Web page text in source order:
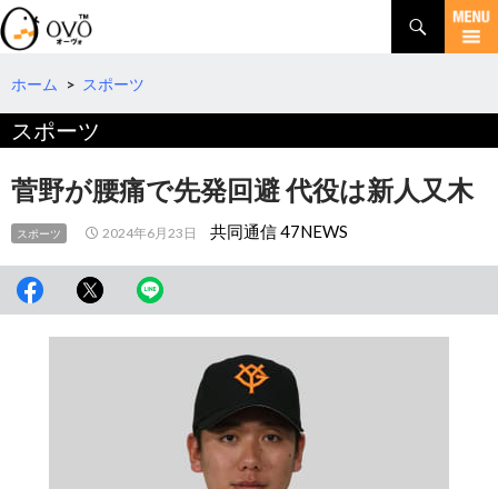
検
索
コ
テ
へ
移
ホーム > スポーツ
スポーツ
菅野が腰痛で先発回避 代役は新人又木
スポーツ 2024年6月23日 共同通信 47NEWS